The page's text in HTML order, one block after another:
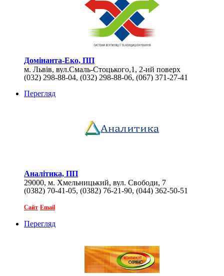
Домінанта-Еко, ПП
м. Львів, вул.Смаль-Стоцького,1, 2-ий поверх
(032) 298-88-04, (032) 298-88-06, (067) 371-27-41
Перегляд
Аналітика, ПП
29000, м. Хмельницький, вул. Свободи, 7
(0382) 70-41-05, (0382) 76-21-90, (044) 362-50-51
Сайт Email
Перегляд